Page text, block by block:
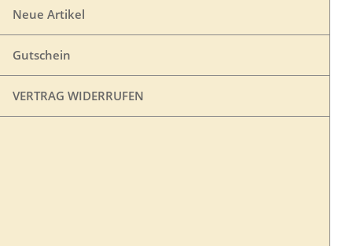
Neue Artikel
Gutschein
VERTRAG WIDERRUFEN